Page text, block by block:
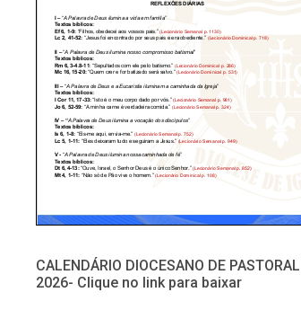
CALENDÁRIO DIOCESANO DE PASTORAL
2026- Clique no link para baixar